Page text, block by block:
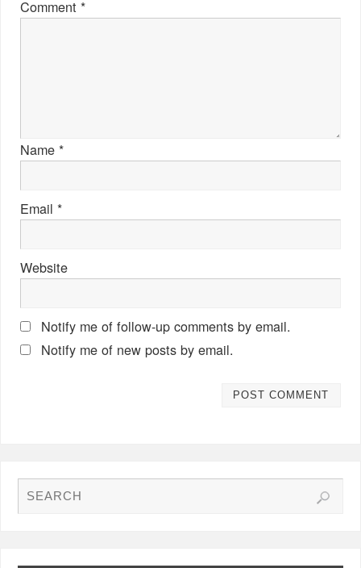
Comment*
Name*
Email*
Website
Notify me of follow-up comments by email.
Notify me of new posts by email.